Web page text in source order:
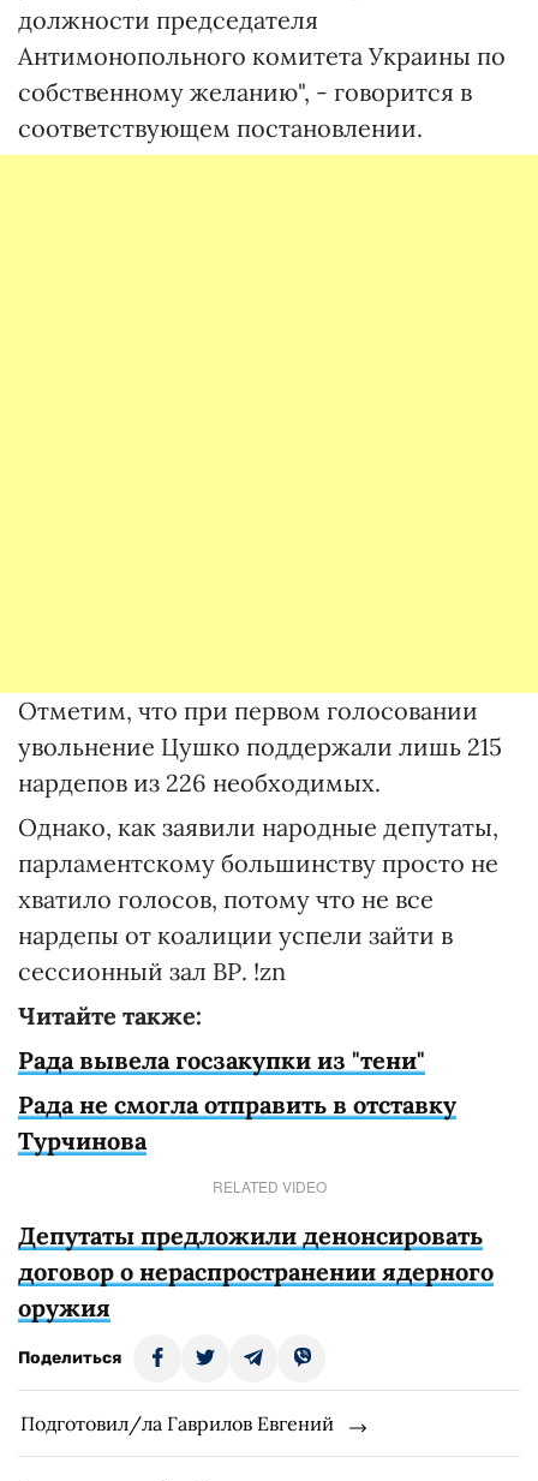
должности председателя
Антимонопольного комитета Украины по
собственному желанию", - говорится в
соответствующем постановлении.
Отметим, что при первом голосовании
увольнение Цушко поддержали лишь 215
нардепов из 226 необходимых.
Однако, как заявили народные депутаты,
парламентскому большинству просто не
хватило голосов, потому что не все
нардепы от коалиции успели зайти в
сессионный зал ВР. !zn
Читайте также:
Рада вывела госзакупки из "тени"
Рада не смогла отправить в отставку
Турчинова
RELATED VIDEO
Депутаты предложили денонсировать
договор о нераспространении ядерного
оружия
Поделиться
Подготовил/ла Гаврилов Евгений